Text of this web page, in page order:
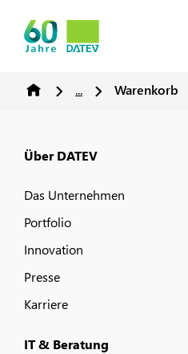
... Warenkorb
Über DATEV
Das Unternehmen
Portfolio
Innovation
Presse
Karriere
IT & Beratung